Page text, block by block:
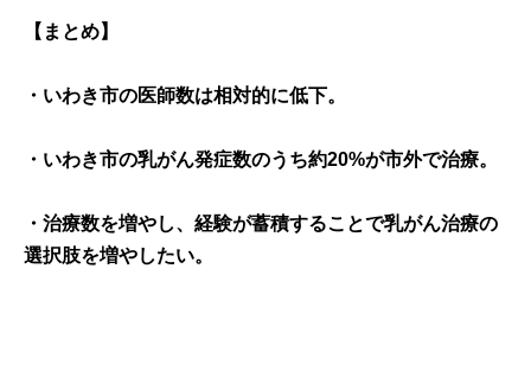
【まとめ】
・いわき市の医師数は相対的に低下。
・いわき市の乳がん発症数のうち約20%が市外で治療。
・治療数を増やし、経験が蓄積することで乳がん治療の
選択肢を増やしたい。